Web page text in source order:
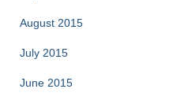
August 2015
July 2015
June 2015